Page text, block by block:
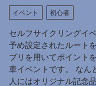
イベント 初心者
セルフサイクリングイ
予め設定されたルート
プリを用いてポイント
車イベントです。 なん
人にはオリジナル記念